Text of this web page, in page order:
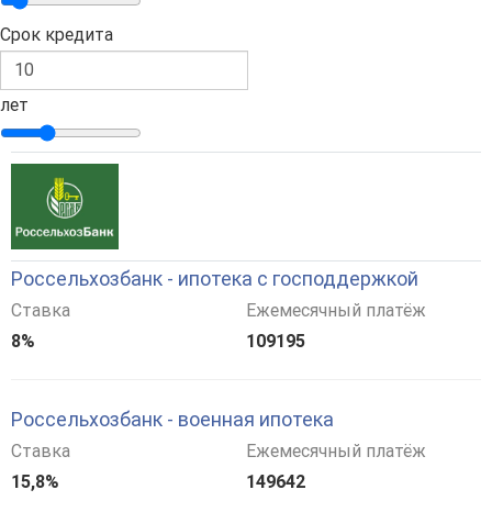
Срок кредита
лет
Россельхозбанк - ипотека с господдержкой
Ставка
8%
Ежемесячный платёж
109195
Россельхозбанк - военная ипотека
Ставка
15,8%
Ежемесячный платёж
149642